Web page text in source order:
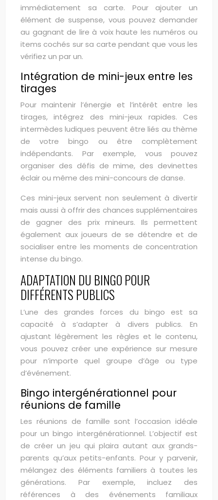
immédiatement sa carte. Pour ajouter un
élément de suspense, vous pouvez demander
au gagnant de lire à voix haute les numéros ou
items cochés sur sa carte pendant que vous les
vérifiez un par un.
Intégration de mini-jeux entre les
tirages
Pour maintenir l’énergie et l’intérêt entre les
tirages, intégrez des mini-jeux rapides. Ces
intermèdes ludiques peuvent être liés au thème
de votre bingo ou être complètement
indépendants. Par exemple, vous pouvez
organiser des défis de mime, des devinettes
éclair ou même des mini-concours de danse.
Ces mini-jeux servent non seulement à divertir
mais aussi à offrir des chances supplémentaires
de gagner des prix mineurs. Ils permettent
également aux joueurs de se détendre et de
socialiser entre les moments de concentration
intense du bingo.
ADAPTATION DU BINGO POUR
DIFFÉRENTS PUBLICS
L’une des grandes forces du bingo est sa
capacité à s’adapter à divers publics. En
ajustant légèrement les règles et le contenu,
vous pouvez créer une expérience sur mesure
pour n’importe quel groupe d’âge ou type
d’événement.
Bingo intergénérationnel pour
réunions de famille
Les réunions de famille sont l’occasion idéale
pour un bingo intergénérationnel. L’objectif est
de créer un jeu qui plaira autant aux grands-
parents qu’aux petits-enfants. Pour y parvenir,
mélangez des éléments familiers à toutes les
générations. Par exemple, incluez des
références à des événements familiaux